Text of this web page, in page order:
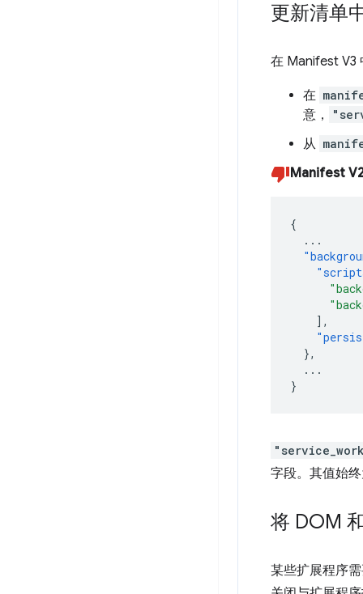
更新清单
在 Manifest V3
在
意，
从
Manifest
{
...
],
},
...
}
字段。其值始
将 DOM
某些扩展程序